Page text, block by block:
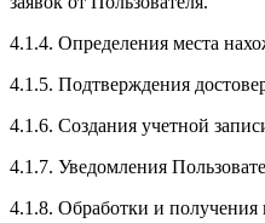
4.1.4. Определения места
4.1.5. Подтверждения
4.1.6. Создания учетной
4.1.7. Уведомления
4.1.8. Обработки и получения